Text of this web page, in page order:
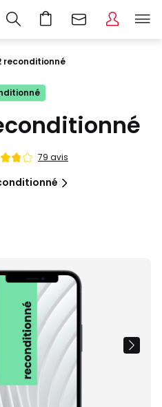
reconditionné
79 avis
Images
produit